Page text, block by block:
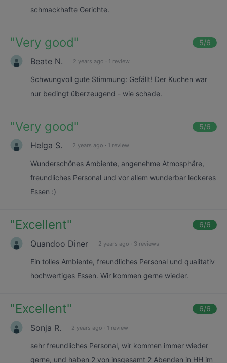
schmackhafte Gerichte.
"Very good" 5/6
Beate N. 2 years ago · 1 review
Schwungvoll gute Stimmung: Gefällt! Der Kuchen war
nur bedingt überzeugend - wie schade.
"Very good" 5/6
Helga S. 2 years ago · 1 review
Wunderschönes Ambiente, angenehme Atmosphäre,
freundliches Personal und vor allem wunderbar leckeres
Essen :)
"Excellent" 6/6
Quandoo Diner 2 years ago · 3 reviews
Ein tolles Ambiente, freundliches Personal und qualitativ
hochwertiges Essen. Wir kommen gerne wieder.
"Excellent" 6/6
Sonja R. 2 years ago · 1 review
sehr freundliches Personal, wir kommen immer wieder
gerne, und haben 2 von insgesamt 2 Abenden in HH im